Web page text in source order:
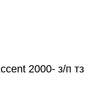
2000- з/п тз